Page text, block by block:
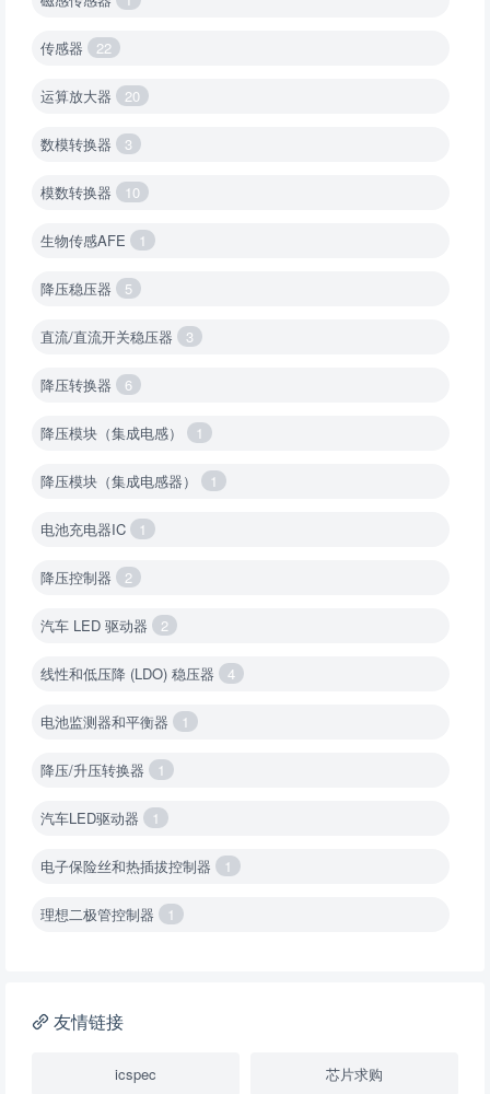
传感器 22
运算放大器 20
数模转换器 3
模数转换器 10
生物传感AFE 1
降压稳压器 5
直流/直流开关稳压器 3
降压转换器 6
降压模块（集成电感） 1
降压模块（集成电感器） 1
电池充电器IC 1
降压控制器 2
汽车 LED 驱动器 2
线性和低压降 (LDO) 稳压器 4
电池监测器和平衡器 1
降压/升压转换器 1
汽车LED驱动器 1
电子保险丝和热插拔控制器 1
理想二极管控制器 1
降压转换器（继承开关）
友情链接
icspec 芯片求购